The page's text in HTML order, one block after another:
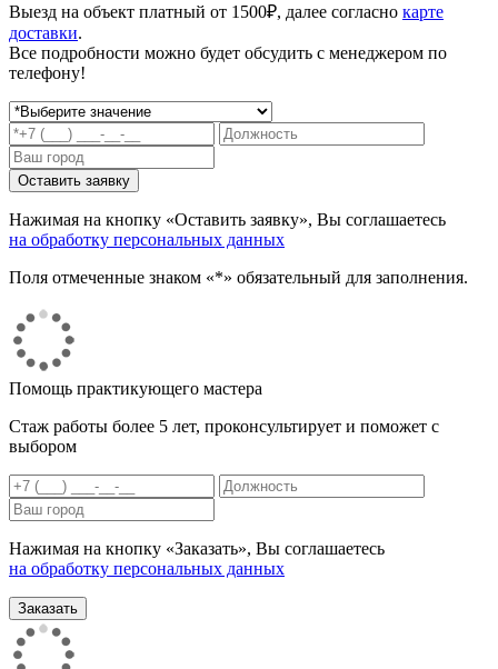
Выезд на объект платный от 1500₽, далее согласно карте
доставки.
Все подробности можно будет обсудить с менеджером по
телефону!
Нажимая на кнопку «Оставить заявку», Вы соглашаетесь
на обработку персональных данных
Поля отмеченные знаком «*» обязательный для заполнения.
Помощь практикующего мастера
Стаж работы более 5 лет, проконсультирует и поможет с
выбором
Нажимая на кнопку «Заказать», Вы соглашаетесь
на обработку персональных данных